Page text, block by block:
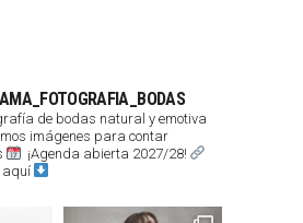
de bodas natural y emotiva
imágenes para contar
¡Agenda abierta 2027/28!
aquí